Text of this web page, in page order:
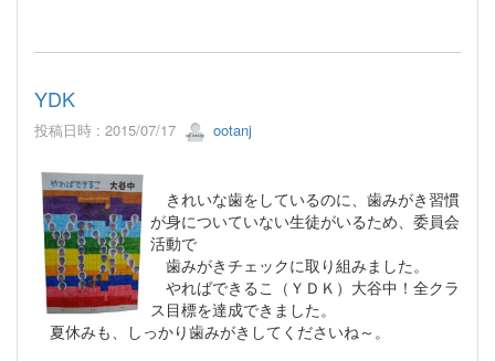
YDK
投稿日時 : 2015/07/17 ootanj
きれいな歯をしているのに、歯みがき習慣
が身についていない生徒がいるため、委員会
活動で
歯みがきチェックに取り組みました。
やればできるこ（ＹＤＫ）大谷中！全クラ
ス目標を達成できました。
夏休みも、しっかり歯みがきしてくださいね～。